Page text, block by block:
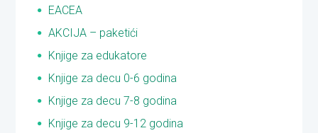
EACEA
AKCIJA – paketići
Knjige za edukatore
Knjige za decu 0-6 godina
Knjige za decu 7-8 godina
Knjige za decu 9-12 godina